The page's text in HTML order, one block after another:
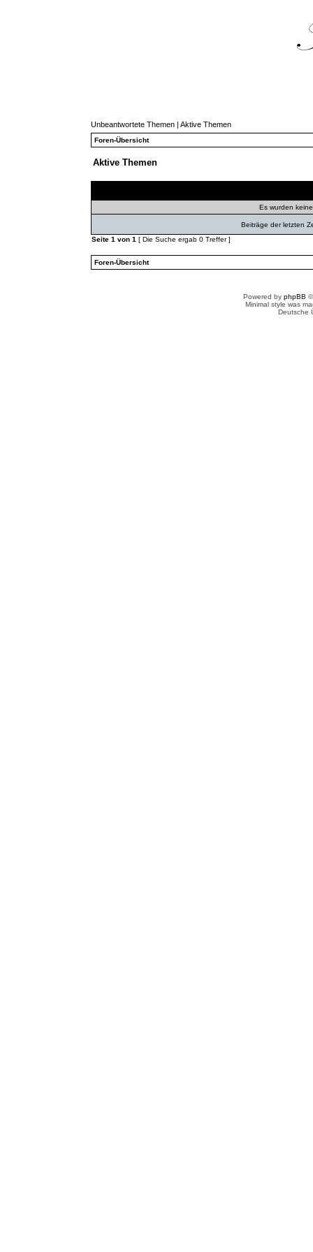
Unbeantwortete Themen | Aktive Themen
Foren-Übersicht
Aktive Themen
Es wurden
Beiträge der letzten
Seite 1 von 1 [ Die Suche ergab 0 Treffer ]
Foren-Übersicht
Powered by phpBB
Minimal style was
Deutsche